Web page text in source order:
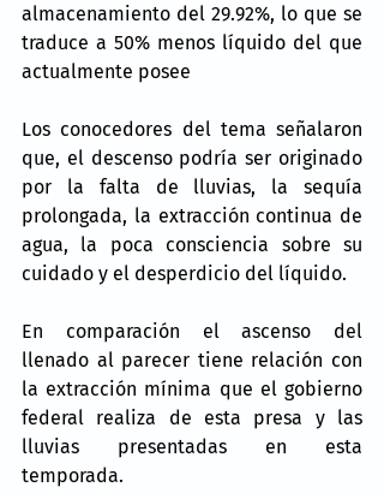
almacenamiento del 29.92%, lo que se
traduce a 50% menos líquido del que
actualmente posee
Los conocedores del tema señalaron
que, el descenso podría ser originado
por la falta de lluvias, la sequía
prolongada, la extracción continua de
agua, la poca consciencia sobre su
cuidado y el desperdicio del líquido.
En comparación el ascenso del
llenado al parecer tiene relación con
la extracción mínima que el gobierno
federal realiza de esta presa y las
lluvias presentadas en esta
temporada.